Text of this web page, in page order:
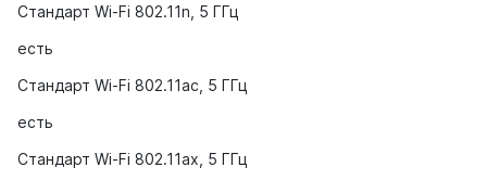
Стандарт Wi-Fi 802.11n, 5 ГГц
есть
Стандарт Wi-Fi 802.11ac, 5 ГГц
есть
Стандарт Wi-Fi 802.11ax, 5 ГГц